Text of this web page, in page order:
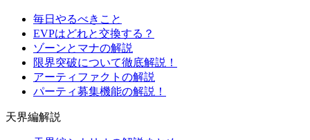
毎日やるべきこと
EVPはどれと交換する？
ゾーンとマナの解説
限界突破について徹底解説！
アーティファクトの解説
パーティ募集機能の解説！
天界編解説